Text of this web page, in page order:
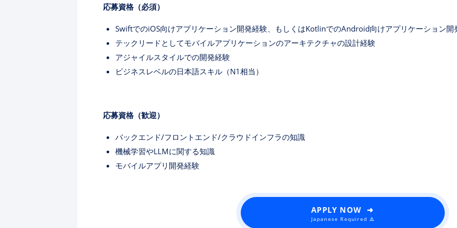
応募資格（必須）
SwiftでのiOS向けアプリケーション開発経験、もしくはKotlinでのAndroid向けアプリケーション開
テックリードとしてモバイルアプリケーションのアーキテクチャの設計経験
アジャイルスタイルでの開発経験
ビジネスレベルの日本語スキル（N1相当）
応募資格（歓迎）
バックエンド/フロントエンド/クラウドインフラの知識
機械学習やLLMに関する知識
モバイルアプリ開発経験
APPLY NOW ➜
Japanese Required ⚠️